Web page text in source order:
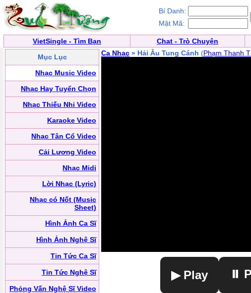
Bí Danh:
Mật Mã:
VietSingle - Tìm Bạn Chat - Trò Chuyện
Mục Lục
Nhạc Music Video
Nhạc Hay Tuyển Chọn
Nhạc Thiếu Nhi Video
Karaoke Video
Nhạc Tân Cổ Video
Cải Lương Video
Nhạc Midi
Lời Nhạc (Lyric)
Nhạc có Nốt (Music
Sheet)
Hình Ảnh Ca Sĩ
Hình Ảnh Nghệ Sĩ
Tin Tức Ca Sĩ
Tin Tức Nghệ Sĩ
Phỏng Vấn Nghệ Sĩ Video
Ca Nhạc » Hải Âu Tung Cánh (Phạm Thanh
▶ Play ⏸